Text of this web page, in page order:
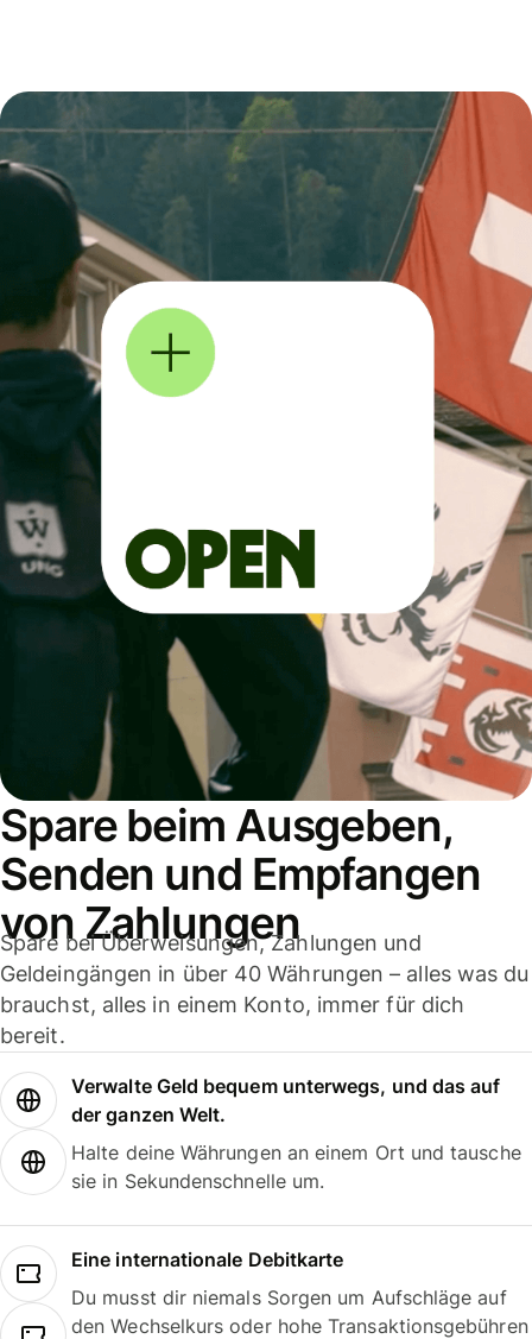
Spare beim Ausgeben,
Senden und Empfangen
von Zahlungen
Spare bei Überweisungen, Zahlungen und
Geldeingängen in über 40 Währungen – alles was du
brauchst, alles in einem Konto, immer für dich
bereit.
Verwalte Geld bequem unterwegs, und das auf
der ganzen Welt.
Halte deine Währungen an einem Ort und tausche
sie in Sekundenschnelle um.
Eine internationale Debitkarte
Du musst dir niemals Sorgen um Aufschläge auf
den Wechselkurs oder hohe Transaktionsgebühren